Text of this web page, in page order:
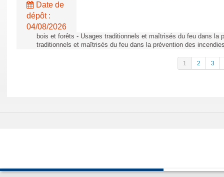
Date de
dépôt :
04/08/2026
bois et forêts - Usages traditionnels et maîtrisés du feu dans la
traditionnels et maîtrisés du feu dans la prévention des
1 2 3